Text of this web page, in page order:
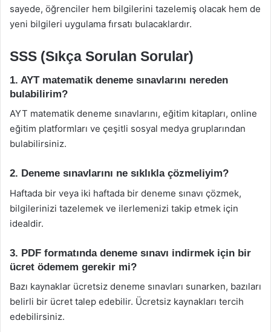
sayede, öğrenciler hem bilgilerini tazelemiş olacak hem de
yeni bilgileri uygulama fırsatı bulacaklardır.
SSS (Sıkça Sorulan Sorular)
1. AYT matematik deneme sınavlarını nereden
bulabilirim?
AYT matematik deneme sınavlarını, eğitim kitapları, online
eğitim platformları ve çeşitli sosyal medya gruplarından
bulabilirsiniz.
2. Deneme sınavlarını ne sıklıkla çözmeliyim?
Haftada bir veya iki haftada bir deneme sınavı çözmek,
bilgilerinizi tazelemek ve ilerlemenizi takip etmek için
idealdir.
3. PDF formatında deneme sınavı indirmek için bir
ücret ödemem gerekir mi?
Bazı kaynaklar ücretsiz deneme sınavları sunarken, bazıları
belirli bir ücret talep edebilir. Ücretsiz kaynakları tercih
edebilirsiniz.